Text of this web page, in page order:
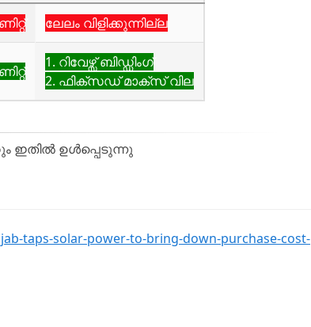
ലേലം വിളിക്കുന്നില്ല
1. റിവേഴ്സ് ബിഡ്ഡിംഗ്
2. ഫിക്സഡ് മാക്സ് വില
ഇതിൽ ഉൾപ്പെടുന്നു
taps-solar-power-to-bring-down-purchase-cost-